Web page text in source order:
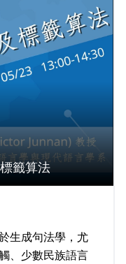
籤算法
生成句法學，尤
、少數民族語言